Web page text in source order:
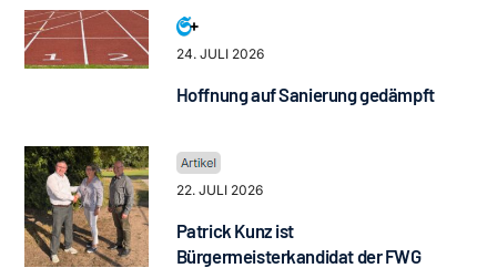
24. JULI 2026
Hoffnung auf Sanierung gedämpft
22. JULI 2026
Patrick Kunz ist
Bürgermeisterkandidat der FWG